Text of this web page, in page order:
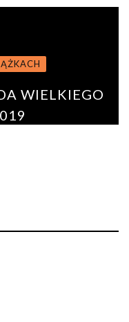
WIELKIEGO